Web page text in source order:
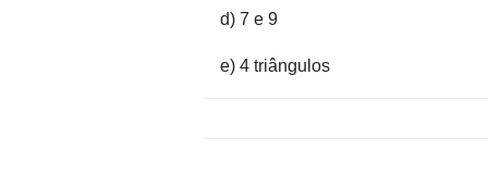
d) 7 e 9
e) 4 triângulos